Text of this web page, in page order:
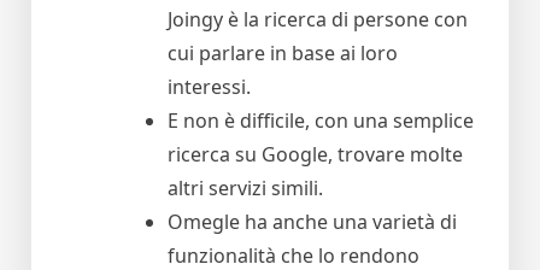
Joingy è la ricerca di persone con
cui parlare in base ai loro
interessi.
E non è difficile, con una semplice
ricerca su Google, trovare molte
altri servizi simili.
Omegle ha anche una varietà di
funzionalità che lo rendono